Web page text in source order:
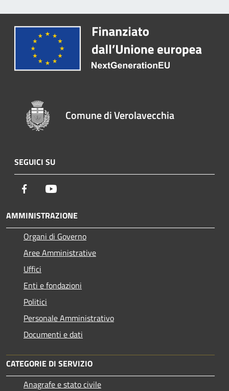
Comune di Verolavecchia
SEGUICI SU
Facebook
AMMINISTRAZIONE
Organi di Governo
Aree Amministrative
Uffici
Enti e fondazioni
Politici
Personale Amministrativo
Documenti e dati
CATEGORIE DI SERVIZIO
Anagrafe e stato civile